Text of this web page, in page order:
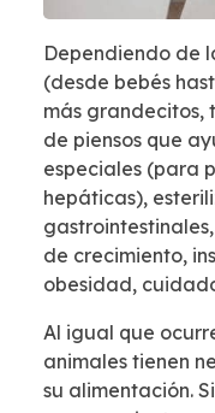
Dependiendo de
(desde bebés
más grandecitos,
de piensos que
especiales (para
hepáticas),
de crecimiento,
obesidad,
Al igual que
animales tienen
su alimentación.